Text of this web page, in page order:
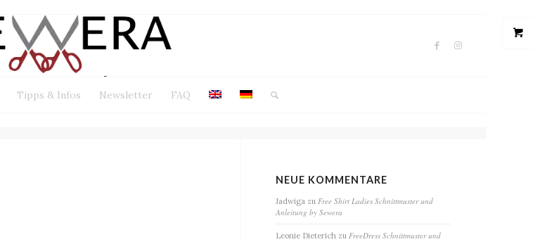
Tipps & Infos Newsletter FAQ
NEUE KOMMENTARE
Jadwiga zuFree Shirt Ladies Schnittmuster und
Anleitung by Sewera
Leonie Dieterich zuFreeDress Schnittmuster und